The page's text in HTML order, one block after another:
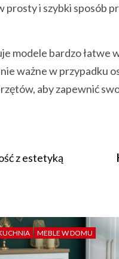
prosty i szybki sposób
modele bardzo łatwe
ważne w
aby zapewnić
z estetyką
MEBLE W DOMU